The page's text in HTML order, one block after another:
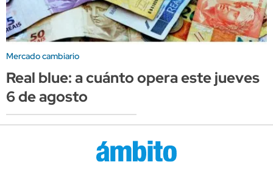
Mercado cambiario
Real blue: a cuánto opera este jueves
6 de agosto